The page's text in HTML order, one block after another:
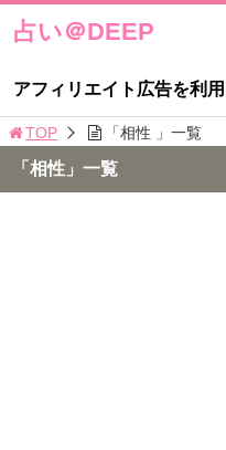
占い＠DEEP
アフィリエイト広告を利
TOP 「相性 」一覧
「相性」一覧